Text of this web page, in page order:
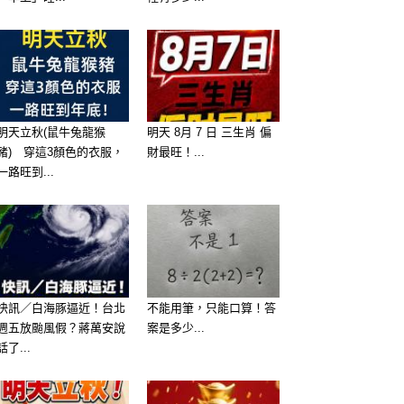
天立秋(鼠牛兔龍猴
) 穿這3顏色的衣服，
路旺到...
明天 8月 7 日 三生肖 偏
財最旺！...
訊／白海豚逼近！台北
五放颱風假？蔣萬安說
了...
不能用筆，只能口算！答
案是多少...